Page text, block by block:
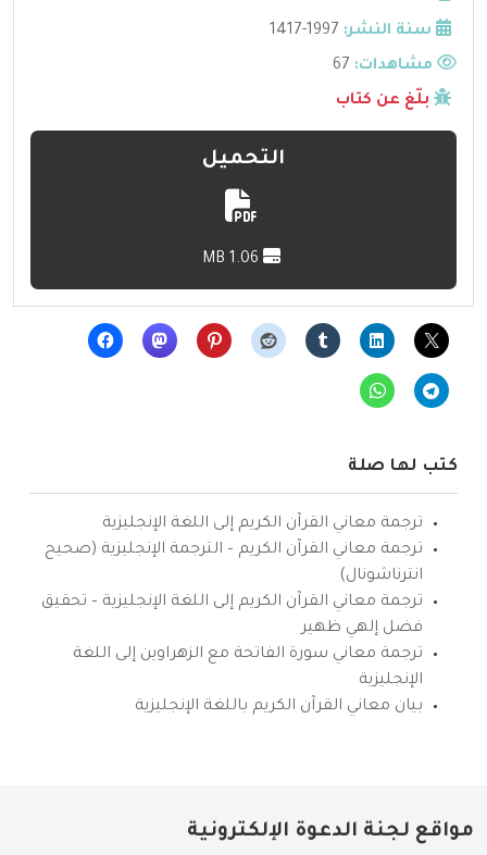
سنة النشر: 1997-1417
مشاهدات:
بلّغ عن كتاب
التحميل
كتب لها صلة
ترجمة معاني القرآن الكريم إلى اللغة الإنجليزية
ترجمة معاني القرآن الكريم – الترجمة الإنجليزية (صحيح
انترناشونال)
ترجمة معاني القرآن الكريم إلى اللغة الإنجليزية – تحقيق
فضل إلهي ظهير
ترجمة معاني سورة الفاتحة مع الزهراوين إلى اللغة
الإنجليزية
بيان معاني القرآن الكريم باللغة الإنجليزية
مواقع لجنة الدعوة الإلكترونية